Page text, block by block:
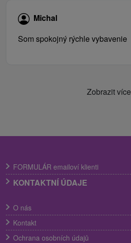
Michal
Som spokojný rýchle vybavenie
Zobrazit více
FORMULÁR emailoví klienti
KONTAKTNÍ ÚDAJE
O nás
Kontakt
Ochrana osobních údajů